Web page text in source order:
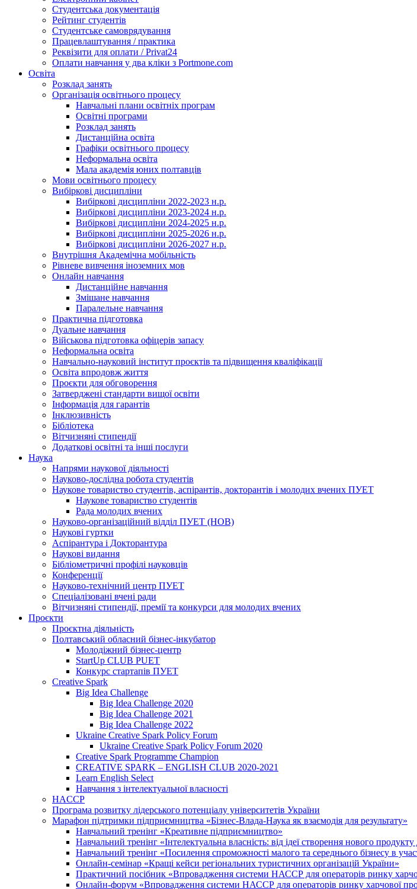
Студентська документація
Рейтинг студентів
Студентське самоврядування
Працевлаштування / практика
Реквізити для оплати / Privat24
Оплати навчання у два кліки з Portmone.com
Освіта
Розклад занять
Організація освітнього процесу
Навчальні плани освітніх програм
Освітні програми
Розклад занять
Дистанційна освіта
Графіки освітнього процесу
Неформальна освіта
Мала академія юних полтавців
Мови освітнього процесу
Вибіркові дисципліни
Вибіркові дисципліни 2022-2023 н.р.
Вибіркові дисципліни 2023-2024 н.р.
Вибіркові дисципліни 2024-2025 н.р.
Вибіркові дисципліни 2025-2026 н.р.
Вибіркові дисципліни 2026-2027 н.р.
Внутрішня Академічна мобільність
Рівневе вивчення іноземних мов
Онлайн навчання
Дистанційне навчання
Змішане навчання
Паралельне навчання
Практична підготовка
Дуальне навчання
Військова підготовка офіцерів запасу
Неформальна освіта
Навчально-науковий інститут проєктів та підвищення кваліфікації
Освіта впродовж життя
Проєкти для обговорення
Затверджені стандарти вищої освіти
Інформація для гарантів
Інклюзивність
Бібліотека
Вітчизняні стипендії
Додаткові освітні та інші послуги
Наука
Напрями наукової діяльності
Науково-дослідна робота студентів
Наукове товариство студентів, аспірантів, докторантів і молодих вчених ПУЕТ
Наукове товариство студентів
Рада молодих вчених
Науково-організаційний відділ ПУЕТ (НОВ)
Наукові гуртки
Аспірантура і Докторантура
Наукові видання
Бібліометричні профілі науковців
Конференції
Науково-технічний центр ПУЕТ
Спеціалізовані вчені ради
Вітчизняні стипендії, премії та конкурси для молодих вчених
Проєкти
Проєктна діяльність
Полтавський обласний бізнес-інкубатор
Молодіжний бізнес-центр
StartUp CLUB PUET
Конкурс стартапів ПУЕТ
Creative Spark
Big Idea Challenge
Big Idea Challenge 2020
Big Idea Challenge 2021
Big Idea Challenge 2022
Ukraine Creative Spark Policy Forum
Ukraine Creative Spark Policy Forum 2020
Creative Spark Programme Champion
CREATIVE SPARK – ENGLISH CLUB 2020-2021
Learn English Select
Навчання з інтелектуальної власності
HACCP
Програма розвитку лідерського потенціалу університетів України
Марафон підтримки підприємництва «Бізнес-Влада-Наука як взаємодія для результату»
Навчальний тренінг «Креативне підприємництво»
Навчальний тренінг «Інтелектуальна власність: від ідеї створення нового продукту
Навчальний тренінг «Посилення спроможності малого та середнього бізнесу в
Онлайн-семінар «Кращі кейси регіональних туристичних організацій України»
Практичний посібник «Впровадження системи НАССР для операторів ринку
Онлайн-форум «Впровадження системи НАССР для операторів ринку харчової